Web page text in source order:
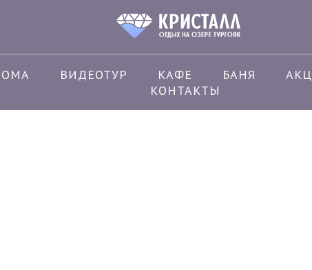
ВИДЕОТУР КАФЕ БАНЯ
КОНТАКТЫ
«Бочка» №4 на 4